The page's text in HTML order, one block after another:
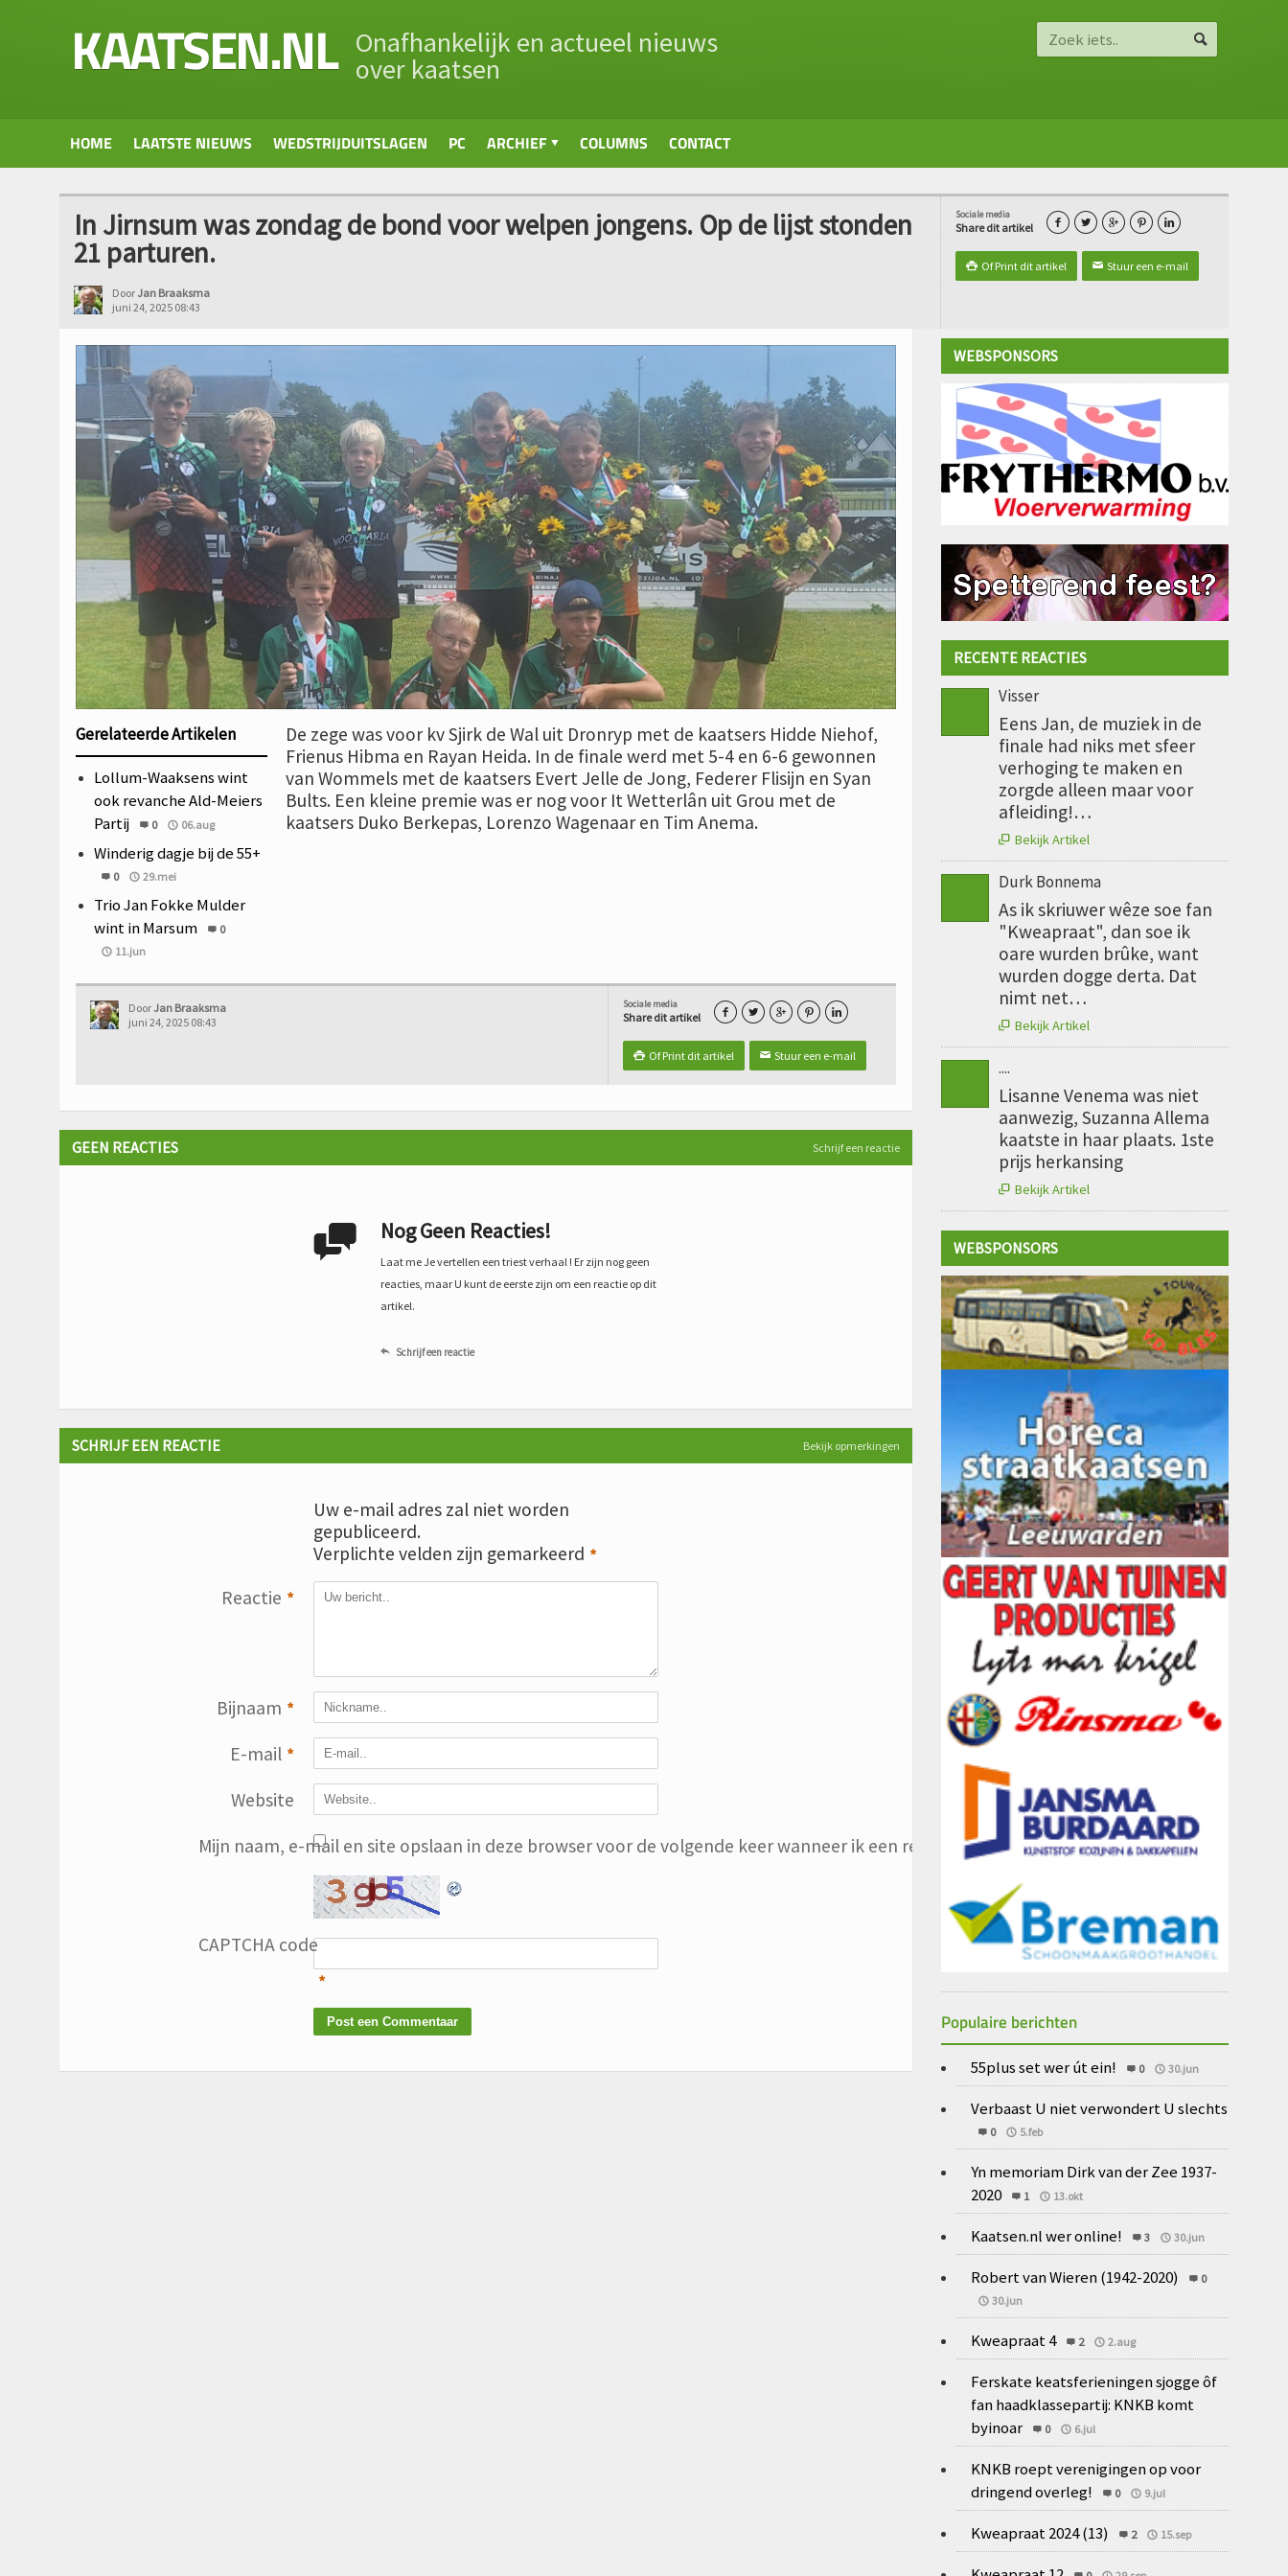
KAATSEN.NL Onafhankelijk en actueel nieuws
over kaatsen
HOME LAATSTE NIEUWS WEDSTRIJDUITSLAGEN PC ARCHIEF COLUMNS CONTACT
Sociale media
Share dit artikel     
 Of Print dit artikel ✉ Stuur een e-mail
In Jirnsum was zondag de bond voor welpen jongens. Op de lijst stonden
21 parturen.
DoorJan Braaksma
juni 24, 2025 08:43
Gerelateerde Artikelen
Lollum-Waaksens wint
ook revanche Ald-Meiers
Partij
0 06.aug
Winderig dagje bij de 55+
0 29.mei
Trio Jan Fokke Mulder
wint in Marsum
0
11.jun
De zege was voor kv Sjirk de Wal uit Dronryp met de kaatsers Hidde Niehof,
Frienus Hibma en Rayan Heida. In de finale werd met 5-4 en 6-6 gewonnen
van Wommels met de kaatsers Evert Jelle de Jong, Federer Flisijn en Syan
Bults. Een kleine premie was er nog voor It Wetterlân uit Grou met de
kaatsers Duko Berkepas, Lorenzo Wagenaar en Tim Anema.
Sociale media
Share dit artikel     
 Of Print dit artikel ✉ Stuur een e-mail
DoorJan Braaksma
juni 24, 2025 08:43
Schrijf een reactie
GEEN REACTIES
 Nog Geen Reacties!
Laat me Je vertellen een triest verhaal ! Er zijn nog geen
reacties, maar U kunt de eerste zijn om een reactie op dit
artikel.
 Schrijf een reactie
Bekijk opmerkingen
SCHRIJF EEN REACTIE
Uw e-mail adres zal niet worden
gepubliceerd.
Verplichte velden zijn gemarkeerd *
Reactie *
Bijnaam *
E-mail *
Website
Mijn naam, e-mail en site opslaan in deze browser voor de volgende keer wanneer ik een reactie plaats.
CAPTCHA code
*
WEBSPONSORS
RECENTE REACTIES
Visser
Eens Jan, de muziek in de
finale had niks met sfeer
verhoging te maken en
zorgde alleen maar voor
afleiding!…
 Bekijk Artikel
Durk Bonnema
As ik skriuwer wêze soe fan
"Kweapraat", dan soe ik
oare wurden brûke, want
wurden dogge derta. Dat
nimt net…
 Bekijk Artikel
....
Lisanne Venema was niet
aanwezig, Suzanna Allema
kaatste in haar plaats. 1ste
prijs herkansing
 Bekijk Artikel
WEBSPONSORS
Populaire berichten
55plus set wer út ein! 0 30.jun
Verbaast U niet verwondert U slechts
0 5.feb
Yn memoriam Dirk van der Zee 1937-
2020
1 13.okt
Kaatsen.nl wer online! 3 30.jun
Robert van Wieren (1942-2020)
0
30.jun
Kweapraat 4 2 2.aug
Ferskate keatsferieningen sjogge ôf
fan haadklassepartij: KNKB komt
byinoar
0 6.jul
KNKB roept verenigingen op voor
dringend overleg!
0 9.jul
Kweapraat 2024 (13) 2 15.sep